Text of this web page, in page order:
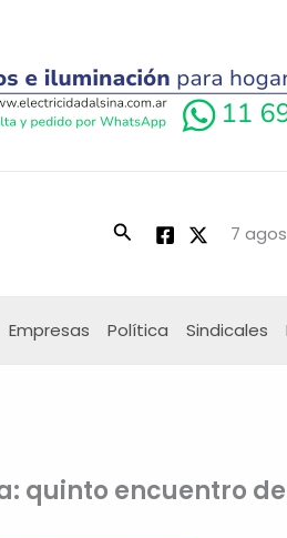
Buscar 7
Empresas Política Sindicales
quinto encuentro de